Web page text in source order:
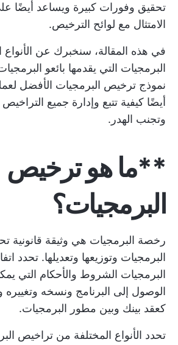
تحقيق وفورات كبيرة ويساعد أيضًا
الامتثال مع لوائح الترخيص.
في هذه المقالة، سنخبرك عن الأنواع
البرمجيات التي يقدمها بائعو
نموذج ترخيص البرمجيات الأفضل
أيضًا كيفية تتبع وإدارة جميع
وتجنب الهدر.
**ما هو ترخيص
البرمجيات؟
رخصة البرمجيات هي وثيقة قانونية
البرمجيات وتوزيعها وتعديلها. تحدد
البرمجيات الشروط والأحكام التي
الوصول إلى البرنامج ونسخه وتغييره
كعقد بينك وبين مطور البرمجيات.
تحدد الأنواع المختلفة من تراخيص